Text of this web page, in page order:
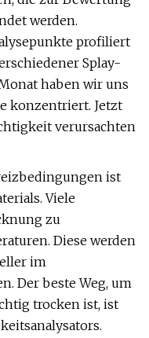
werden.
profiliert
Splay-
haben wir uns
konzentriert. Jetzt
verursachten
ist
Viele
zu
Diese werden
im
Der beste Weg, um
trocken ist, ist